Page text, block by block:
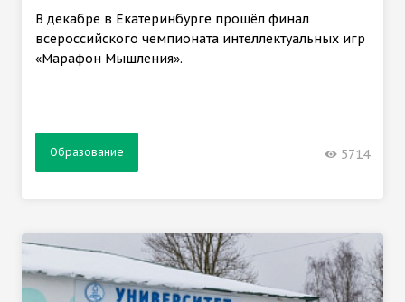
В декабре в Екатеринбурге прошёл финал
всероссийского чемпионата интеллектуальных игр
«Марафон Мышления».
Образование 5714